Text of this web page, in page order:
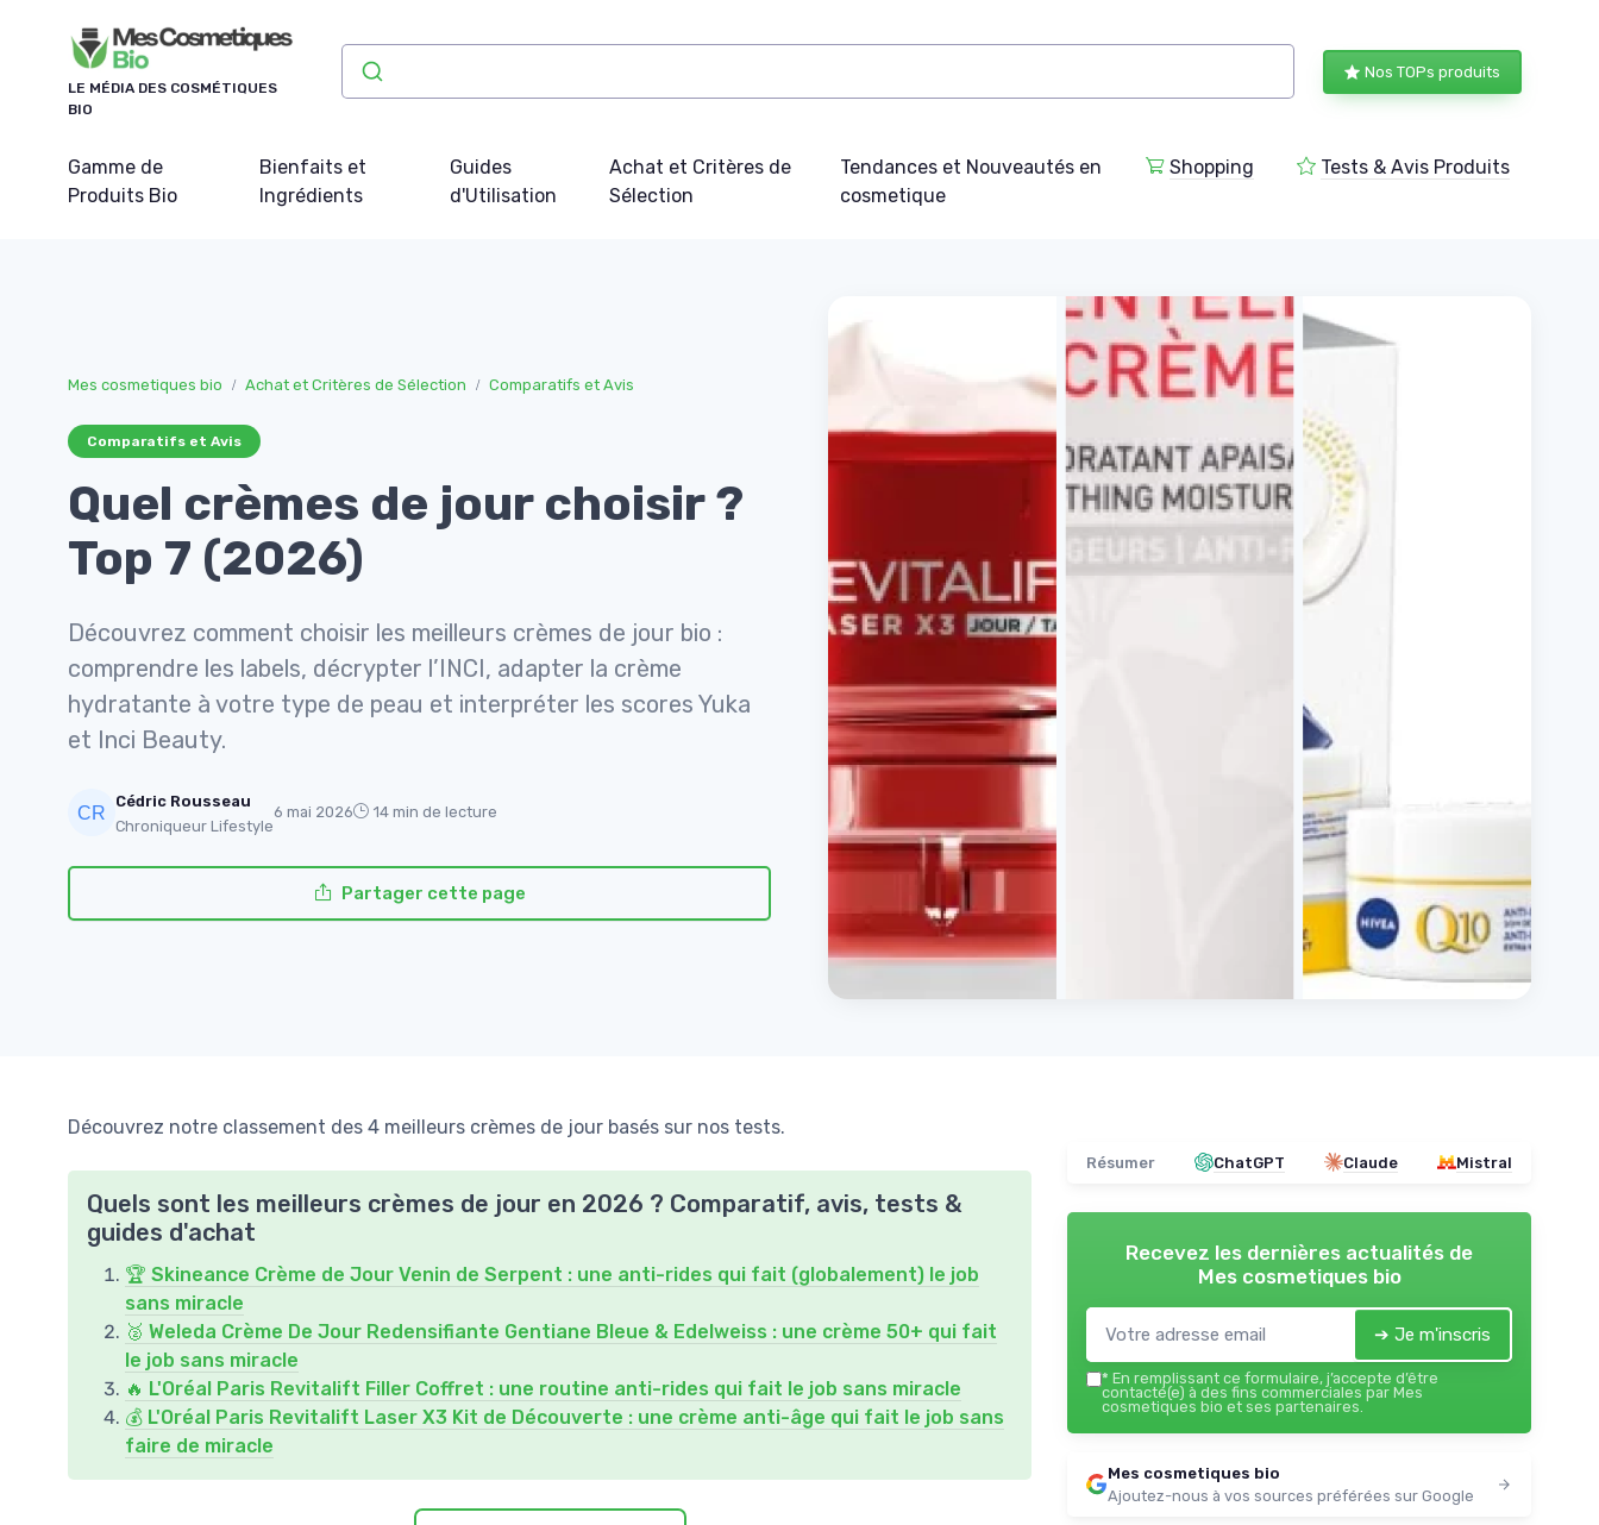
LE MÉDIA DES COSMÉTIQUES
BIO
Nos TOPs produits
Gamme de
Produits Bio
Bienfaits et
Ingrédients
Guides
d'Utilisation
Achat et Critères de
Sélection
Tendances et Nouveautés en
cosmetique
Shopping Tests & Avis Produits
Mes cosmetiques bio Achat et Critères de Sélection Comparatifs et Avis
Comparatifs et Avis
Quel crèmes de jour choisir ?
Top 7 (2026)
Découvrez comment choisir les meilleurs crèmes de jour bio :
comprendre les labels, décrypter l’INCI, adapter la crème
hydratante à votre type de peau et interpréter les scores Yuka
et Inci Beauty.
Cédric Rousseau
Chroniqueur Lifestyle
6 mai 2026 14 min de lecture
Partager cette page
Découvrez notre classement des 4 meilleurs crèmes de jour basés sur nos tests.
Quels sont les meilleurs crèmes de jour en 2026 ? Comparatif, avis, tests &
guides d'achat
🏆 Skineance Crème de Jour Venin de Serpent : une anti-rides qui fait (globalement) le job
sans miracle
🥈 Weleda Crème De Jour Redensifiante Gentiane Bleue & Edelweiss : une crème 50+ qui fait
le job sans miracle
🔥 L'Oréal Paris Revitalift Filler Coffret : une routine anti-rides qui fait le job sans miracle
💰 L'Oréal Paris Revitalift Laser X3 Kit de Découverte : une crème anti-âge qui fait le job sans
faire de miracle
Résumer ChatGPT Claude Mistral
Recevez les dernières actualités de
Mes cosmetiques bio
➔ Je m'inscris
* En remplissant ce formulaire, j’accepte d’être
contacté(e) à des fins commerciales par Mes
cosmetiques bio et ses partenaires.
Mes cosmetiques bio
Ajoutez-nous à vos sources préférées sur Google